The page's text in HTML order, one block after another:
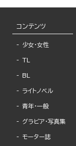
コンテンツ
少女・女性
TL
BL
ライトノベル
青年・一般
グラビア・写真集
モーター誌